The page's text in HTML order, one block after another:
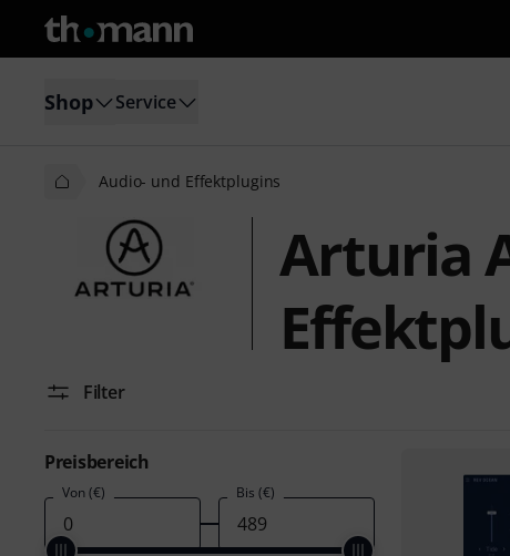
Shop Service
Audio- und Effektplugins
Arturia
Filter
Preisbereich
Von (€) Bis (€)